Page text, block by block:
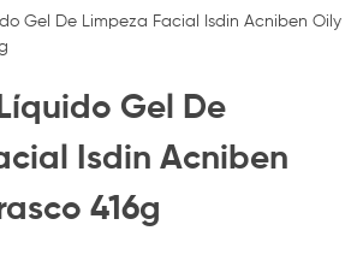
Gel De Limpeza Facial Isdin Acniben Oily
Gel De
Isdin Acniben
416g